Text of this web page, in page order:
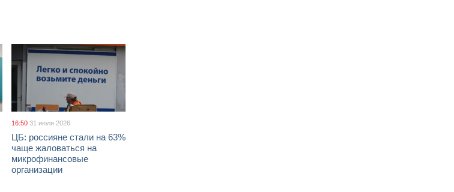
16:50 31 июля 2026
ЦБ: россияне стали на 63%
чаще жаловаться на
микрофинансовые
организации